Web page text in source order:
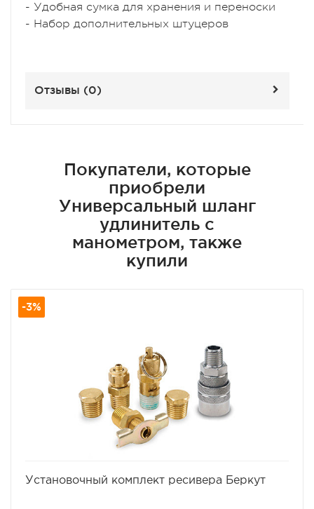
- Удобная сумка для хранения и переноски
- Набор дополнительных штуцеров
Отзывы (0)
Покупатели, которые
приобрели
Универсальный шланг
удлинитель с
манометром, также
купили
-3%
Установочный комплект ресивера Беркут